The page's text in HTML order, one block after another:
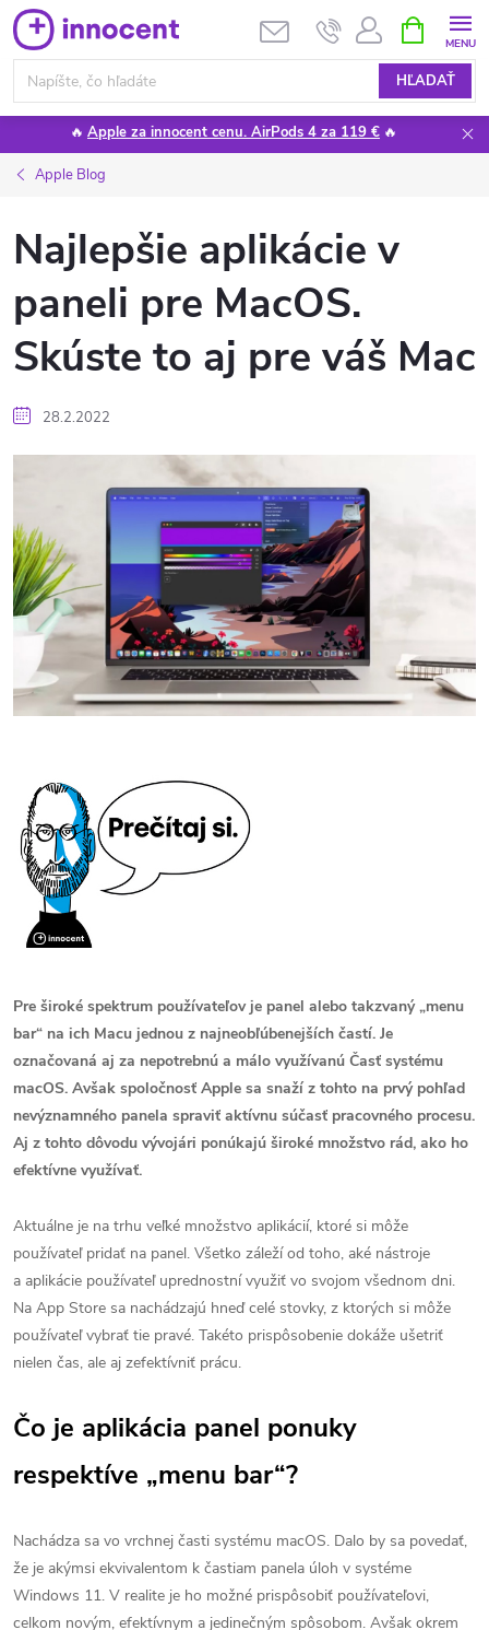
Prejsť
na
obsah
HĽADAŤ
KOŠÍK
🔥 Apple za innocent cenu. AirPods 4 za 119 € 🔥
Apple Blog
Najlepšie aplikácie v
paneli pre MacOS.
Skúste to aj pre váš Mac
28.2.2022
Pre široké spektrum používateľov je panel alebo takzvaný „menu
bar“ na ich Macu jednou z najneobľúbenejších častí. Je
označovaná aj za nepotrebnú a málo využívanú Časť systému
macOS. Avšak spoločnosť Apple sa snaží z tohto na prvý pohľad
nevýznamného panela spraviť aktívnu súčasť pracovného procesu.
Aj z tohto dôvodu vývojári ponúkajú široké množstvo rád, ako ho
efektívne využívať.
Aktuálne je na trhu veľké množstvo aplikácií, ktoré si môže
používateľ pridať na panel. Všetko záleží od toho, aké nástroje
a aplikácie používateľ uprednostní využiť vo svojom všednom dni.
Na App Store sa nachádzajú hneď celé stovky, z ktorých si môže
používateľ vybrať tie pravé. Takéto prispôsobenie dokáže ušetriť
nielen čas, ale aj zefektívniť prácu.
Čo je aplikácia panel ponuky
respektíve „menu bar“?
Nachádza sa vo vrchnej časti systému macOS. Dalo by sa povedať,
že je akýmsi ekvivalentom k častiam panela úloh v systéme
Windows 11. V realite je ho možné prispôsobiť používateľovi,
celkom novým, efektívnym a jedinečným spôsobom. Avšak okrem